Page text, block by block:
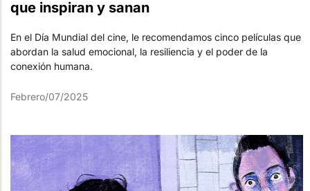
que inspiran y sanan
En el Día Mundial del cine, le recomendamos cinco películas que
abordan la salud emocional, la resiliencia y el poder de la
conexión humana.
Febrero/07/2025